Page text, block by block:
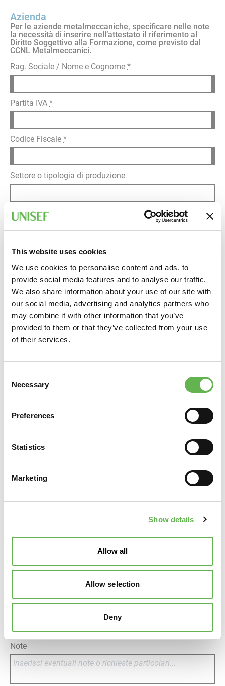
This website uses cookies
We use cookies to personalise content and ads, to
provide social media features and to analyse our traffic.
We also share information about your use of our site with
our social media, advertising and analytics partners who
may combine it with other information that you’ve
provided to them or that they’ve collected from your use
of their services.
Selection
Necessary
Preferences
Statistics
Marketing
Show details
Allow all
Allow selection
Deny
Azienda
Per le aziende metalmeccaniche, specificare nelle note
la necessità di inserire nell’attestato il riferimento al
Diritto Soggettivo alla Formazione, come previsto dal
CCNL Metalmeccanici.
Rag. Sociale / Nome e Cognome *
Partita IVA *
Codice Fiscale *
Settore o tipologia di produzione
Indirizzo sede legale (Via, Cap, Città, Provincia)
Telefono
Fax
Email
Banca
IBAN
Pordenone
Iscritta a Sistema Aperto FVG
Non Associata
Note